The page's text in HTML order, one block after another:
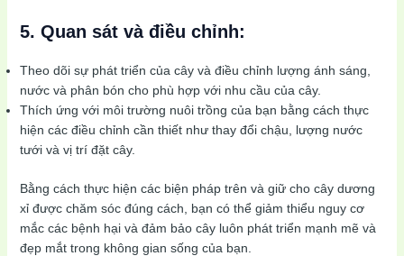
5. Quan sát và điều chỉnh:
Theo dõi sự phát triển của cây và điều chỉnh lượng ánh sáng,
nước và phân bón cho phù hợp với nhu cầu của cây.
Thích ứng với môi trường nuôi trồng của bạn bằng cách thực
hiện các điều chỉnh cần thiết như thay đổi chậu, lượng nước
tưới và vị trí đặt cây.
Bằng cách thực hiện các biện pháp trên và giữ cho cây dương
xỉ được chăm sóc đúng cách, bạn có thể giảm thiểu nguy cơ
mắc các bệnh hại và đảm bảo cây luôn phát triển mạnh mẽ và
đẹp mắt trong không gian sống của bạn.